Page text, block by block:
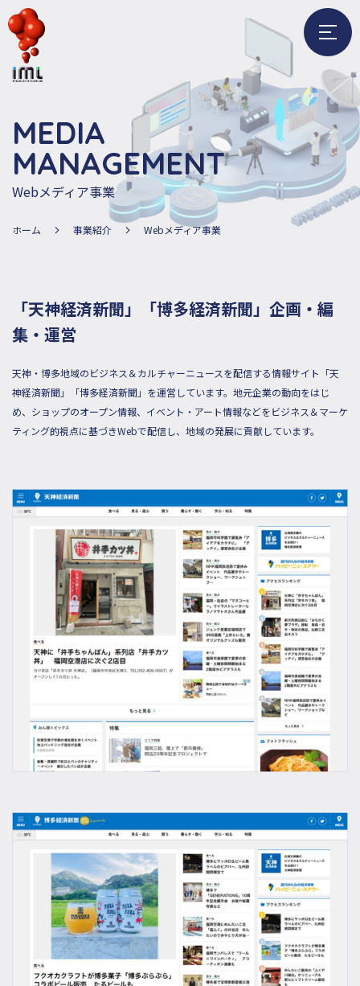
ニ
ュ
ー
を
開
MEDIA
MANAGEMENT
Webメディア事業
ホーム 事業紹介 Webメディア事業
「天神経済新聞」「博多経済新聞」企画・編
集・運営
天神・博多地域のビジネス＆カルチャーニュースを配信する情報サイト「天
神経済新聞」「博多経済新聞」を運営しています。地元企業の動向をはじ
め、ショップのオープン情報、イベント・アート情報などをビジネス＆マーケ
ティング的視点に基づきWebで配信し、地域の発展に貢献しています。